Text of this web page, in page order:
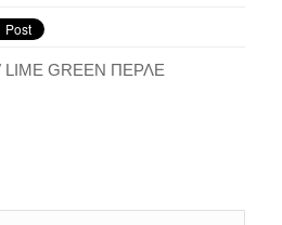
GREEN ΠΕΡΛΕ